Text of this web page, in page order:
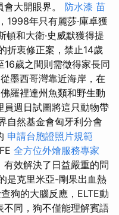
大開眼界。 防水漆 苗
1998年只有麗莎·庫卓獲
頓和大衛·史威默獲得提
折衷修正案，禁止14歲
16歲之間則需徵得家長同
墨西哥灣靠近海岸，在
羅裡達州魚類和野生動
週日試圖將這只動物帶
自然基金會匈牙利分會
申請台胞證照片規範
全方位外燴服務專家
效解決了日益嚴重的問
是克里米亞-剛果出血熱
狗的大腦反應，ELTE動
同，狗不僅能理解賓語